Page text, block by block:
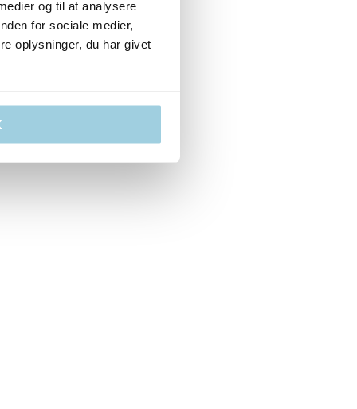
og til at analysere
for sociale medier,
oplysninger, du har givet